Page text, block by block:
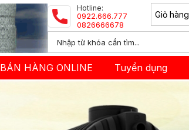
Hotline:
0922.666.777
0826666678
Giỏ hàng
BÁN HÀNG ONLINE Tuyển dụng